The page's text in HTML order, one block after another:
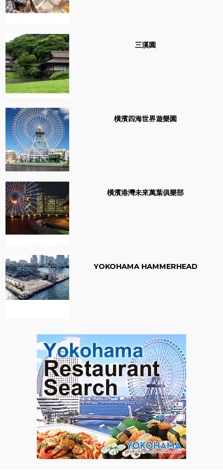
三溪園
橫濱四海世界遊樂園
橫濱港灣未來萬葉俱樂部
YOKOHAMA HAMMERHEAD